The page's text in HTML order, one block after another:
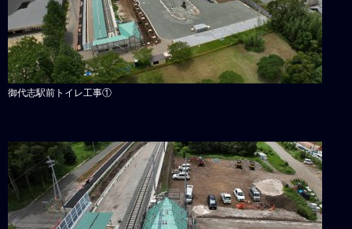
御代志駅前トイレ工事①